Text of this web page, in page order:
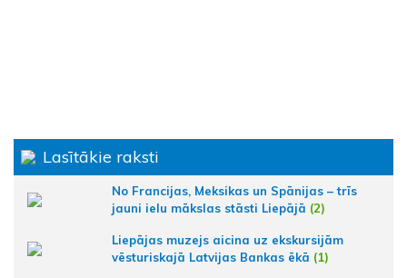
Lasītākie raksti
No Francijas, Meksikas un Spānijas – trīs
jauni ielu mākslas stāsti Liepājā (2)
Liepājas muzejs aicina uz ekskursijām
vēsturiskajā Latvijas Bankas ēkā (1)